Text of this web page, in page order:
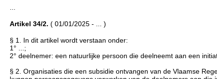
Artikel 34/2. ( 01/01/2025 - ... )
§ 1. In dit artikel wordt verstaan onder:
1° ...;
2° deelnemer: een natuurlijke persoon die deelneemt aan een
§ 2. Organisaties die een subsidie ontvangen van de Vlaamse